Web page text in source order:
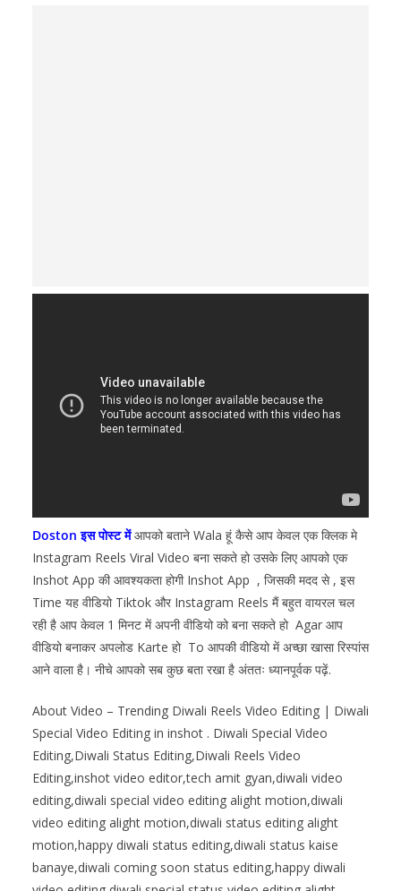
Doston इस पोस्ट मेंआपको बताने Wala हूं कैसे आप केवल एक क्लिक मे
Instagram Reels Viral Video बना सकते हो उसके लिए आपको एक
Inshot App की आवश्यकता होगी Inshot App , जिसकी मदद से , इस
Time यह वीडियो Tiktok और Instagram Reels मैं बहुत वायरल चल
रही है आप केवल 1 मिनट में अपनी वीडियो को बना सकते हो Agar आप
वीडियो बनाकर अपलोड Karte हो To आपकी वीडियो में अच्छा खासा रिस्पांस
आने वाला है। नीचे आपको सब कुछ बता रखा है अंततः ध्यानपूर्वक पढ़ें.
About Video – Trending Diwali Reels Video Editing | Diwali
Special Video Editing in inshot . Diwali Special Video
Editing,Diwali Status Editing,Diwali Reels Video
Editing,inshot video editor,tech amit gyan,diwali video
editing,diwali special video editing alight motion,diwali
video editing alight motion,diwali status editing alight
motion,happy diwali status editing,diwali status kaise
banaye,diwali coming soon status editing,happy diwali